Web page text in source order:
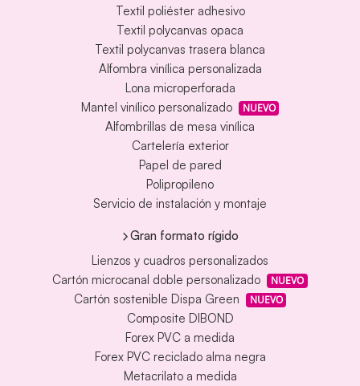
Textil poliéster adhesivo
Textil polycanvas opaca
Textil polycanvas trasera blanca
Alfombra vinílica personalizada
Lona microperforada
Mantel vinílico personalizado
NUEVO
Alfombrillas de mesa vinílica
Cartelería exterior
Papel de pared
Polipropileno
Servicio de instalación y montaje
Gran formato rígido
Lienzos y cuadros personalizados
Cartón microcanal doble personalizado
NUEVO
Cartón sostenible Dispa Green NUEVO
Composite DIBOND
Forex PVC a medida
Forex PVC reciclado alma negra
Metacrilato a medida